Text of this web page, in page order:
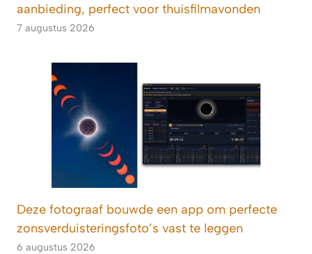
aanbieding, perfect voor thuisfilmavonden
7 augustus 2026
Deze fotograaf bouwde een app om perfecte
zonsverduisteringsfoto’s vast te leggen
6 augustus 2026